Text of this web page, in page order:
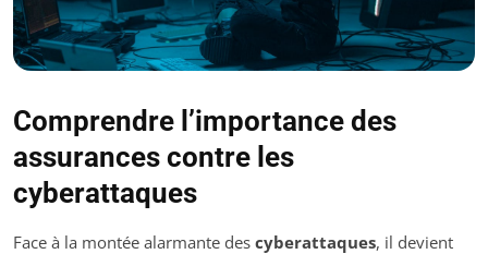
Comprendre l’importance des
assurances contre les
cyberattaques
Face à la montée alarmante des cyberattaques, il devient